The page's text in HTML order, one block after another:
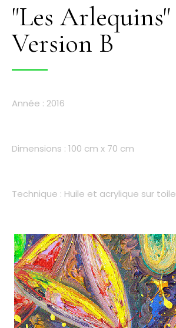
"Les Arlequins"
Version B
Année : 2016
Dimensions : 100 cm x 70 cm
Technique : Huile et acrylique sur toile